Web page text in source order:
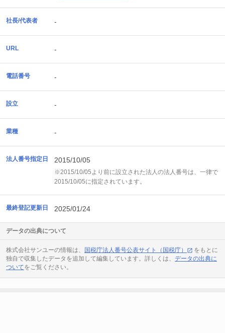
社長/代表者 -
URL -
電話番号 -
設立 -
業種 -
法人番号指定日 2015/10/05
※2015/10/05より前に設立された法人の法人番号は、一律で
2015/10/05に指定されています。
最終登記更新日 2025/01/24
データの出典について
株式会社サンユーの情報は、 国税庁法人番号公表サイト（国税庁）
をもとに
独自で収集したデータを追加して編集しています。詳しくは、 データの出典に
ついてをご覧ください。